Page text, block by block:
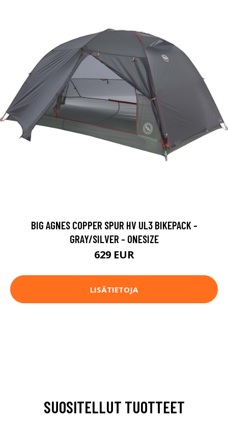
BIG AGNES COPPER SPUR HV UL3 BIKEPACK -
GRAY/SILVER - ONESIZE
629 EUR
LISÄTIETOJA
SUOSITELLUT TUOTTEET